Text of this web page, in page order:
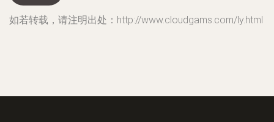
如若转载，请注明出处：http://www.cloudgams.com/ly.html